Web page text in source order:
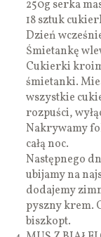
250g serka
18 sztuk
Dzień
Śmietankę
Cukierki
śmietanki.
wszystkie
rozpuści,
Nakrywamy
całą noc.
Następnego
ubijamy na
dodajemy
pyszny krem.
biszkopt.